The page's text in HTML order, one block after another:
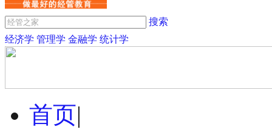
搜索
经济学 管理学 金融学 统计学
首页|